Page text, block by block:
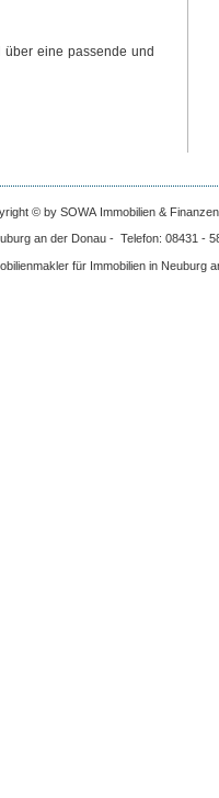
eine passende und
© by SOWA Immobilien &
an der Donau - Telefon: 08431 -
für Immobilien in Neuburg